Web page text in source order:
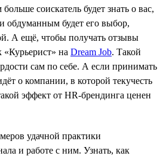
соискатель будет знать о вас,
обдуманным будет его выбор,
А ещё, чтобы получать отзывы
«Курьерист» на Dream Job. Такой
сам по себе. А если принимать
о компании, в которой текучесть
эффект от HR-брендинга ценен
удачной практики
и работе с ним. Узнать, как